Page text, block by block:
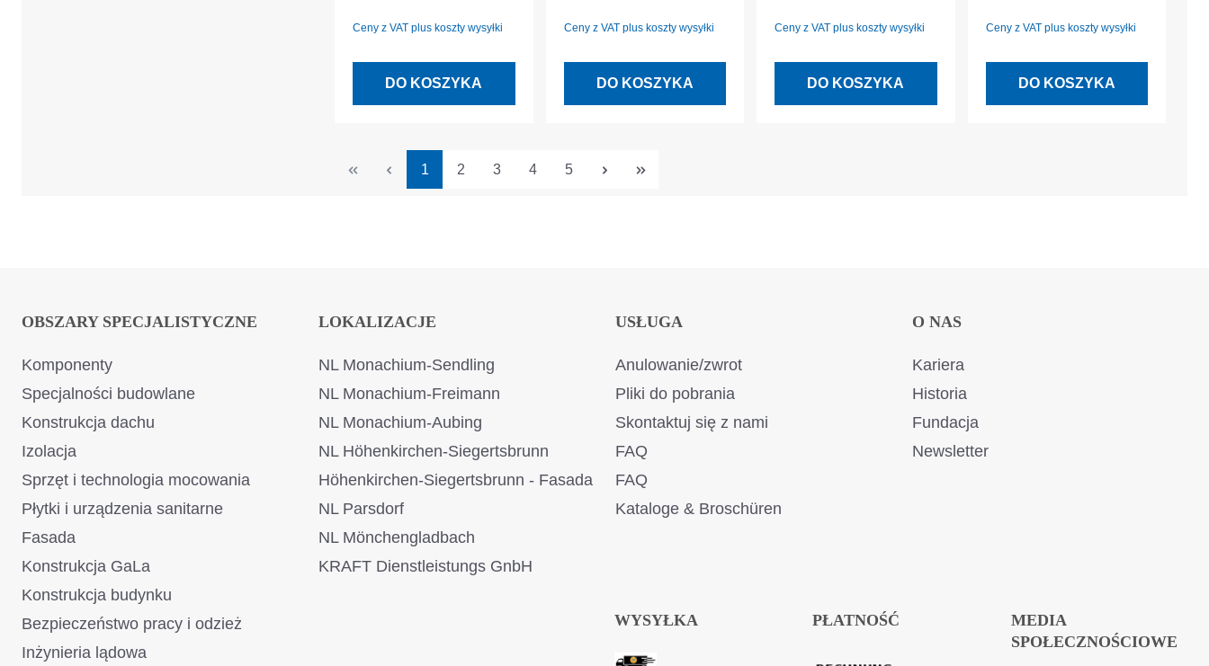
Ceny z VAT plus koszty wysyłki
DO KOSZYKA
niebieska rozmiar M
Ceny z VAT plus koszty wysyłki
DO KOSZYKA
Ceny z VAT plus koszty wysyłki
DO KOSZYKA
antracyt rozmiar M
Ceny z VAT plus koszty wysyłki
DO KOSZYKA
Strona
1 Strona
2 Strona
3 Strona
4 Strona
5
OBSZARY SPECJALISTYCZNE
Komponenty
Specjalności budowlane
Konstrukcja dachu
Izolacja
Sprzęt i technologia mocowania
Płytki i urządzenia sanitarne
Fasada
Konstrukcja GaLa
Konstrukcja budynku
Bezpieczeństwo pracy i odzież
Inżynieria lądowa
LOKALIZACJE
NL Monachium-Sendling
NL Monachium-Freimann
NL Monachium-Aubing
NL Höhenkirchen-Siegertsbrunn
Höhenkirchen-Siegertsbrunn - Fasada
NL Parsdorf
NL Mönchengladbach
KRAFT Dienstleistungs GnbH
USŁUGA
Anulowanie/zwrot
Pliki do pobrania
Skontaktuj się z nami
FAQ
FAQ
Kataloge & Broschüren
O NAS
Kariera
Historia
Fundacja
Newsletter
WYSYŁKA PŁATNOŚĆ
MEDIA
SPOŁECZNOŚCIOWE